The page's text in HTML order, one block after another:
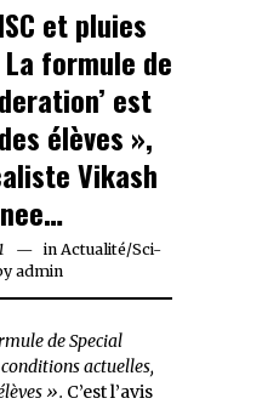
et pluies
formule de
est
élèves »,
Vikash
May
12,
in Actualité/Sci-
admin
de Special
actuelles,
». C’est l’avis